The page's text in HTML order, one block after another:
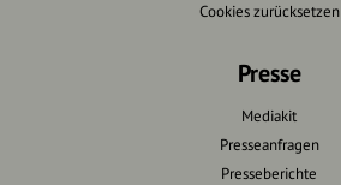
Cookies zurücksetzen
Presse
Mediakit
Presseanfragen
Presseberichte